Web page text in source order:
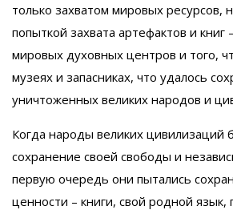
только захватом мировых ресурсов,
попыткой захвата артефактов и
мировых духовных центров и того,
музеях и запасниках, что удалось
уничтоженных великих народов и
Когда народы великих цивилизаций
сохранение своей свободы и
первую очередь они пытались
ценности – книги, свой родной